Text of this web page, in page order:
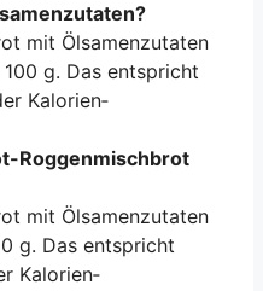
mit Ölsamenzutaten
g. Das entspricht
Kalorien­
Roggenmischbrot
mit Ölsamenzutaten
g. Das entspricht
Kalorien­